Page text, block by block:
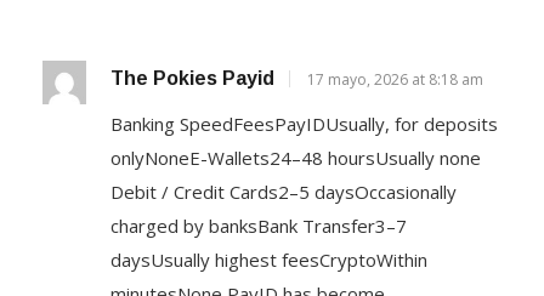
The Pokies Payid 17 mayo, 2026 at 8:18 am
Banking SpeedFeesPayIDUsually, for deposits
onlyNoneE-Wallets24–48 hoursUsually none
Debit / Credit Cards2–5 daysOccasionally
charged by banksBank Transfer3–7
daysUsually highest feesCryptoWithin